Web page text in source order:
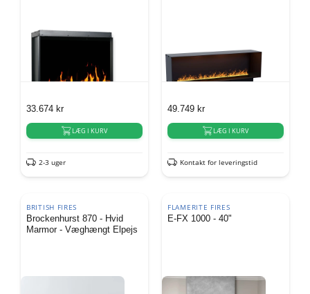
33.674 kr
LÆG I KURV
2-3 uger
49.749 kr
LÆG I KURV
Kontakt for leveringstid
BRITISH FIRES
Brockenhurst 870 - Hvid
Marmor - Væghængt Elpejs
FLAMERITE FIRES
E-FX 1000 - 40"